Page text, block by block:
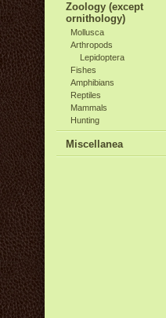
Zoology (except
ornithology)
Mollusca
Arthropods
Lepidoptera
Fishes
Amphibians
Reptiles
Mammals
Hunting
Miscellanea